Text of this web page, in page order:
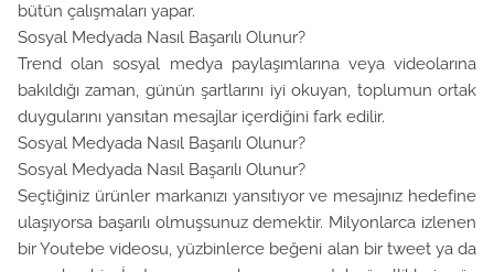
bütün çalışmaları yapar.
Sosyal Medyada Nasıl Başarılı Olunur?
Trend olan sosyal medya paylaşımlarına veya videolarına
bakıldığı zaman, günün şartlarını iyi okuyan, toplumun ortak
duygularını yansıtan mesajlar içerdiğini fark edilir.
Sosyal Medyada Nasıl Başarılı Olunur?
Sosyal Medyada Nasıl Başarılı Olunur?
Seçtiğiniz ürünler markanızı yansıtıyor ve mesajınız hedefine
ulaşıyorsa başarılı olmuşsunuz demektir. Milyonlarca izlenen
bir Youtebe videosu, yüzbinlerce beğeni alan bir tweet ya da